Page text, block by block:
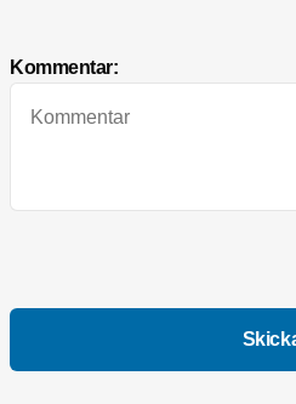
Kommentar: